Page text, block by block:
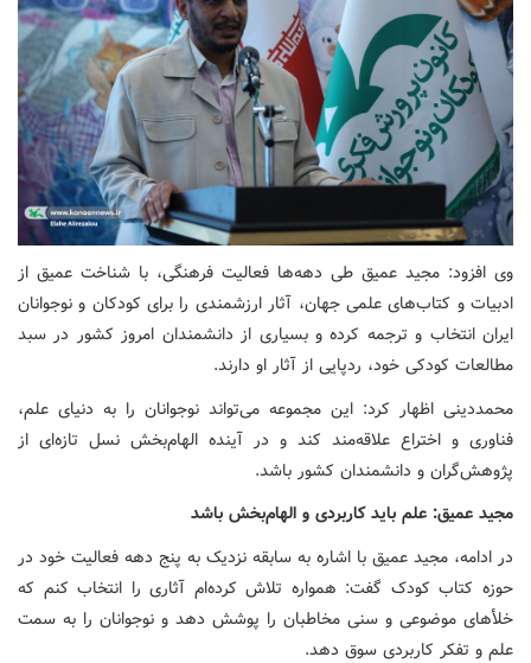
وی افزود: مجید عمیق طی دهه‌ها فعالیت فرهنگی، با شناخت عمیق از
ادبیات و کتاب‌های علمی جهان، آثار ارزشمندی را برای کودکان و نوجوانان
ایران انتخاب و ترجمه کرده و بسیاری از دانشمندان امروز کشور در سبد
مطالعات کودکی خود، ردپایی از آثار او دارند.
محمددینی اظهار کرد: این مجموعه می‌تواند نوجوانان را به دنیای علم،
فناوری و اختراع علاقه‌مند کند و در آینده الهام‌بخش نسل تازه‌ای از
پژوهش‌گران و دانشمندان کشور باشد.
مجید عمیق: علم باید کاربردی و الهام‌بخش باشد
در ادامه، مجید عمیق با اشاره به سابقه نزدیک به پنج دهه فعالیت خود در
حوزه کتاب کودک گفت: همواره تلاش کرده‌ام آثاری را انتخاب کنم که
خلأهای موضوعی و سنی مخاطبان را پوشش دهد و نوجوانان را به سمت
علم و تفکر کاربردی سوق دهد.